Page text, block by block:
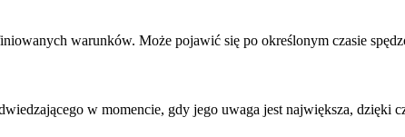
warunków. Może pojawić się po określonym czasie
w momencie, gdy jego uwaga jest największa, dzięki